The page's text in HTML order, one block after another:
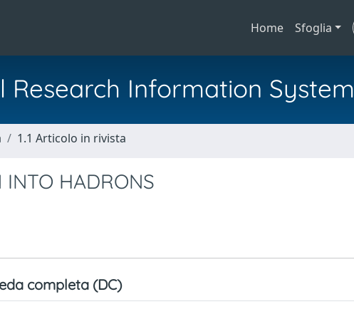
Home Sfoglia
Research Information System
1.1 Articolo in rivista
INTO HADRONS
completa (DC)